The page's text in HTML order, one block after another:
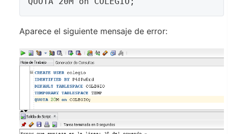
Aparece el siguiente mensaje de error: